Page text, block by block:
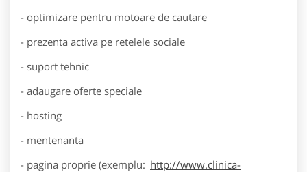
- optimizare pentru motoare de cautare
- prezenta activa pe retelele sociale
- suport tehnic
- adaugare oferte speciale
- hosting
- mentenanta
- pagina proprie (exemplu: http://www.clinica-